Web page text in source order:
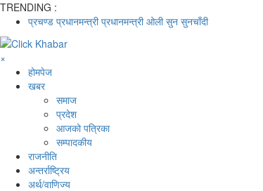
TRENDING :
प्रचण्ड प्रधानमन्त्री प्रधानमन्त्री ओली सुन सुनचाँदी
×
होमपेज
खबर
समाज
प्रदेश
आजको पत्रिका
सम्पादकीय
राजनीति
अन्तर्राष्ट्रिय
अर्थ/वाणिज्य